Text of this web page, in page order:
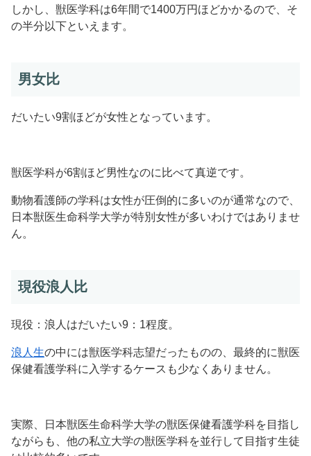
しかし、獣医学科は6年間で1400万円ほどかかるので、そ
の半分以下といえます。
男女比
だいたい9割ほどが女性となっています。
獣医学科が6割ほど男性なのに比べて真逆です。
動物看護師の学科は女性が圧倒的に多いのが通常なので、
日本獣医生命科学大学が特別女性が多いわけではありませ
ん。
現役浪人比
現役：浪人はだいたい9：1程度。
浪人生の中には獣医学科志望だったものの、最終的に獣医
保健看護学科に入学するケースも少なくありません。
実際、日本獣医生命科学大学の獣医保健看護学科を目指し
ながらも、他の私立大学の獣医学科を並行して目指す生徒